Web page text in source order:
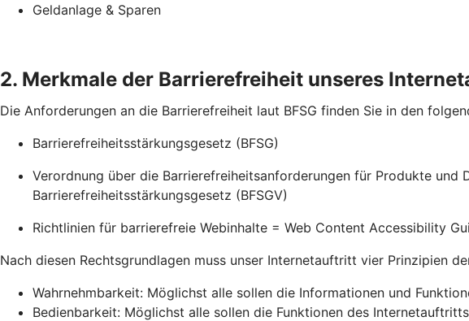
Geldanlage & Sparen
2. Merkmale der Barrierefreiheit unseres
Die Anforderungen an die Barrierefreiheit laut BFSG finden Sie in den
Barrierefreiheitsstärkungsgesetz (BFSG)
Verordnung über die Barrierefreiheitsanforderungen für Produkte
Barrierefreiheitsstärkungsgesetz (BFSGV)
Richtlinien für barrierefreie Webinhalte = Web Content Accessibility
Nach diesen Rechtsgrundlagen muss unser Internetauftritt vier Prinzipien
Wahrnehmbarkeit: Möglichst alle sollen die Informationen und
Bedienbarkeit: Möglichst alle sollen die Funktionen des